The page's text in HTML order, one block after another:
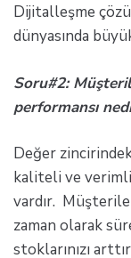
Dijitalleşme
dünyasında
Soru#2:
performansı
Değer
kaliteli ve
vardır.
zaman olarak
stoklarınızı